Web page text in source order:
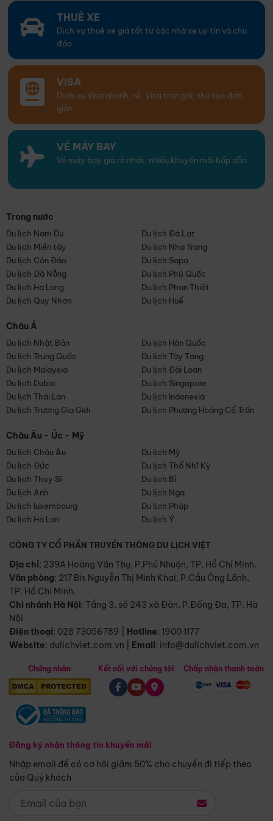
THUÊ XE
Dịch vụ thuê xe giá tốt từ các nhà xe uy tín và chu
đáo
VISA
Dịch vụ Visa nhanh, rẻ. Visa trọn gói, thủ tục đơn
giản
VÉ MÁY BAY
Vé máy bay giá rẻ nhất, nhiều khuyến mãi hấp dẫn
Trong nước
Du lịch Nam Du
Du lịch Đà Lạt
Du lịch Miền tây
Du lịch Nha Trang
Du lịch Côn Đảo
Du lịch Sapa
Du lịch Đà Nẵng
Du lịch Phú Quốc
Du lịch Hạ Long
Du lịch Phan Thiết
Du lịch Quy Nhơn
Du lịch Huế
Châu Á
Du lịch Nhật Bản
Du lịch Hàn Quốc
Du lịch Trung Quốc
Du lịch Tây Tạng
Du lịch Malaysia
Du lịch Đài Loan
Du lịch Dubai
Du lịch Singapore
Du lịch Thái Lan
Du lịch Indonesia
Du lịch Trương Gia Giới
Du lịch Phượng Hoàng Cổ Trấn
Châu Âu - Úc - Mỹ
Du lịch Châu Âu
Du lịch Mỹ
Du lịch Đức
Du lịch Thổ Nhĩ Kỳ
Du lịch Thụy Sĩ
Du lịch Bỉ
Du lịch Anh
Du lịch Nga
Du lịch luxembourg
Du lịch Pháp
Du lịch Hà Lan
Du lịch Ý
CÔNG TY CỔ PHẦN TRUYỀN THÔNG DU LỊCH VIỆT
Địa chỉ: 239A Hoàng Văn Thụ, P.Phú Nhuận, TP. Hồ Chí Minh.
Văn phòng: 217 Bis Nguyễn Thị Minh Khai, P.Cầu Ông Lãnh,
TP. Hồ Chí Minh.
Chi nhánh Hà Nội: Tầng 3, số 243 xã Đàn, P.Đống Đa, TP. Hà
Nội
Điện thoại: 028 73056789 Hotline: 1900 1177
Website: dulichviet.com.vn Email: info@dulichviet.com.vn
Chứng nhận
Đăng ký nhận thông tin khuyến mãi
Nhập email để có cơ hội giảm 50% cho chuyến đi tiếp theo
của Quý khách
Kết nối với chúng tôi Chấp nhận thanh toán